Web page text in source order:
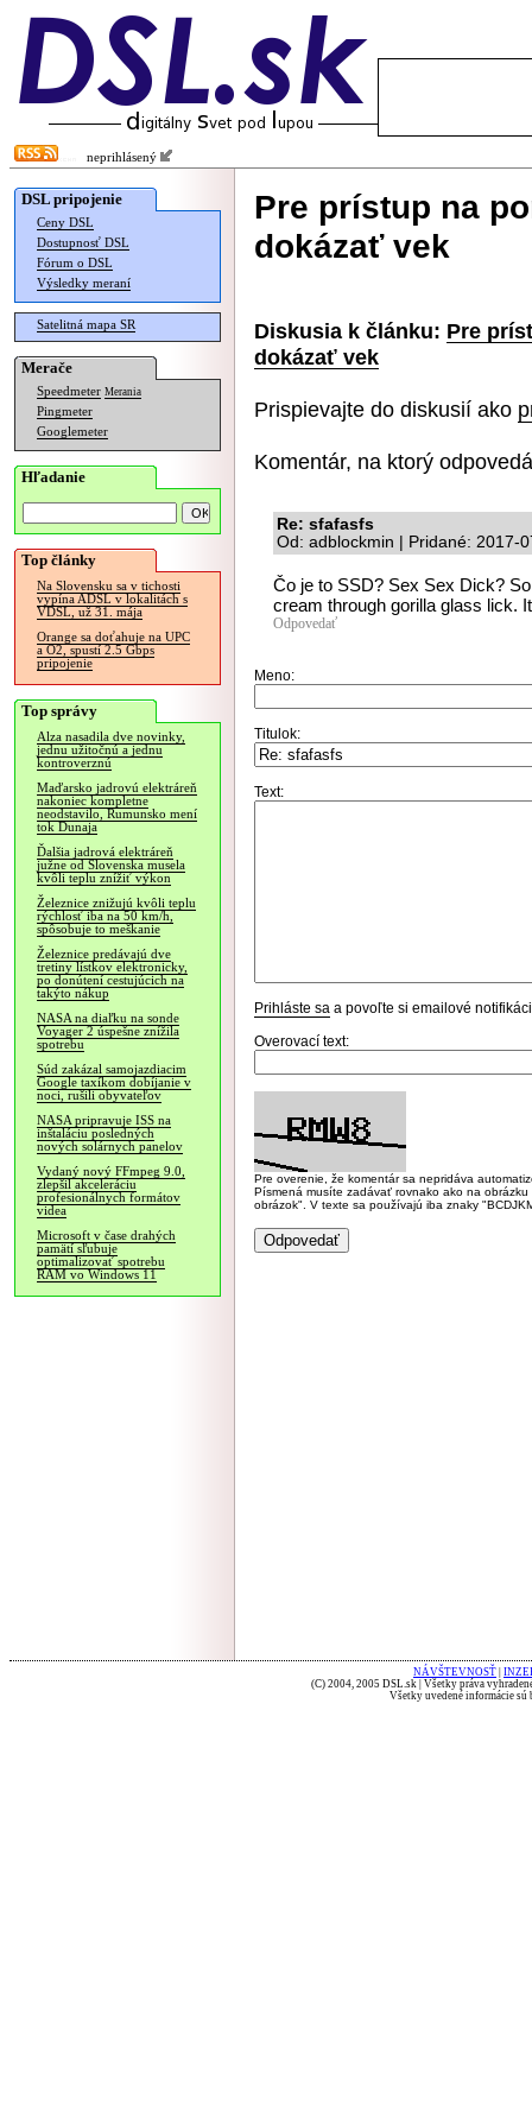
neprihlásený
DSL pripojenie
Ceny DSL
Dostupnosť DSL
Fórum o DSL
Výsledky meraní
Satelitná mapa SR
Merače
Speedmeter Merania
Pingmeter
Googlemeter
Hľadanie
Top články
Na Slovensku sa v tichosti
vypína ADSL v lokalitách s
VDSL, už 31. mája
Orange sa doťahuje na UPC
a O2, spustí 2.5 Gbps
pripojenie
Top správy
Alza nasadila dve novinky,
jednu užitočnú a jednu
kontroverznú
Maďarsko jadrovú elektráreň
nakoniec kompletne
neodstavilo, Rumunsko mení
tok Dunaja
Ďalšia jadrová elektráreň
južne od Slovenska musela
kvôli teplu znížiť výkon
Železnice znižujú kvôli teplu
rýchlosť iba na 50 km/h,
spôsobuje to meškanie
Železnice predávajú dve
tretiny lístkov elektronicky,
po donútení cestujúcich na
takýto nákup
NASA na diaľku na sonde
Voyager 2 úspešne znížila
spotrebu
Súd zakázal samojazdiacim
Google taxíkom dobíjanie v
noci, rušili obyvateľov
NASA pripravuje ISS na
inštaláciu posledných
nových solárnych panelov
Vydaný nový FFmpeg 9.0,
zlepšil akceleráciu
profesionálnych formátov
videa
Microsoft v čase drahých
pamätí sľubuje
optimalizovať spotrebu
RAM vo Windows 11
Pre prístup na
dokázať vek
Diskusia k článku: Pre
dokázať vek
Prispievajte do diskusií ako
Komentár, na ktorý
Re: sfafasfs
Od: adblockmin | Pridané: 2017-
Čo je to SSD? Sex Sex Dick?
cream through gorilla glass lick.
Odpovedať
Meno:
Titulok:
Text:
Prihláste sa a povoľte si emailové
Overovací text:
Pre overenie, že komentár sa nepridáva
Písmená musíte zadávať rovnako ako na
obrázok". V texte sa používajú iba znaky
NÁVŠTEVNOSŤ
(C) 2004, 2005 DSL.sk | Všetky práva
Všetky uvedené informácie sú